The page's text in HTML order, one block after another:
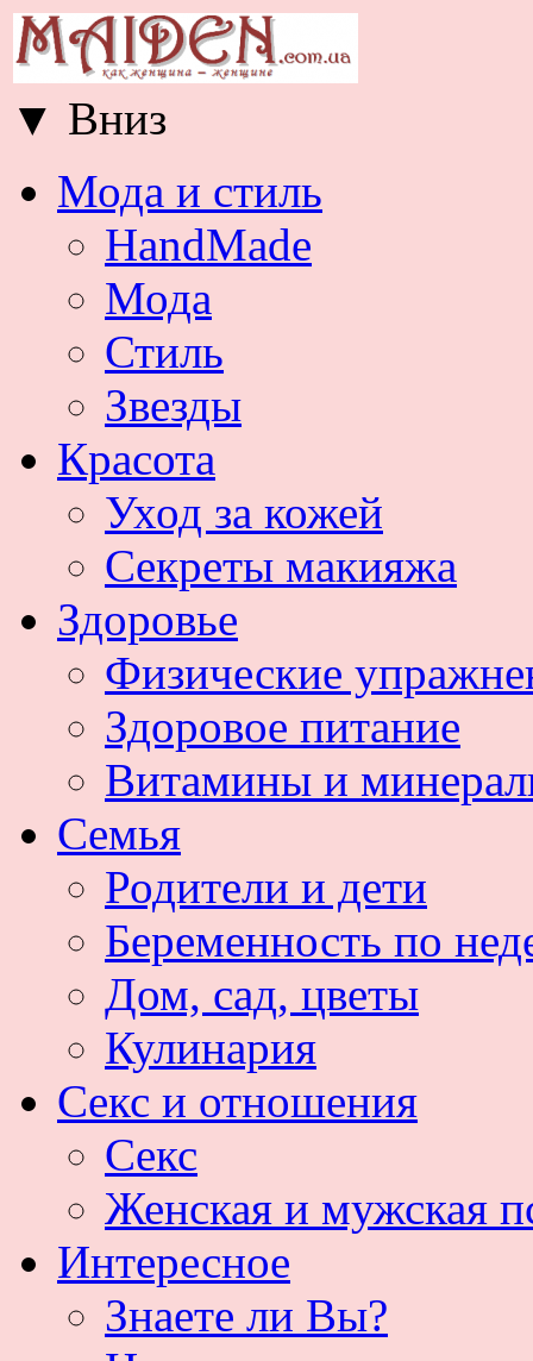
▼ Вниз
Мода и стиль
HandMade
Мода
Стиль
Звезды
Красота
Уход за кожей
Секреты макияжа
Здоровье
Физические
Здоровое питание
Витамины и
Семья
Родители и дети
Беременность по
Дом, сад, цветы
Кулинария
Секс и отношения
Секс
Женская и мужская
Интересное
Знаете ли Вы?